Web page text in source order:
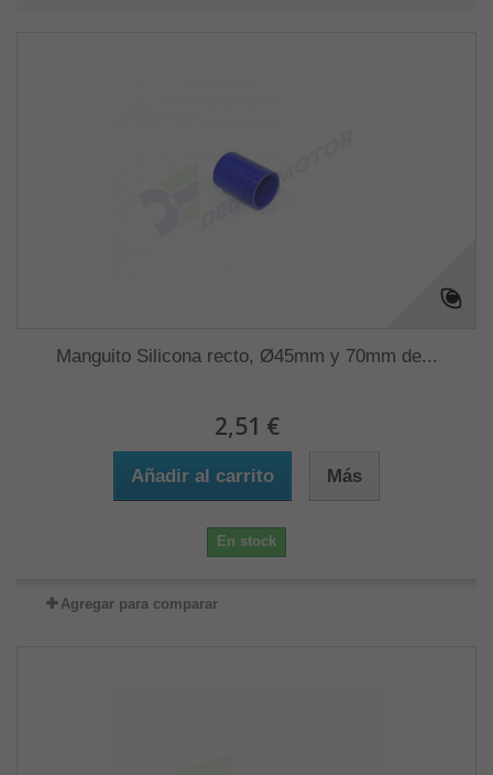
Manguito Silicona recto, Ø45mm y 70mm de...
2,51 €
Añadir al carrito Más
En stock
Agregar para comparar